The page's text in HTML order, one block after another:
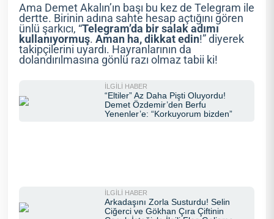
Ama Demet Akalın’ın başı bu kez de Telegram ile
dertte. Birinin adına sahte hesap açtığını gören
ünlü şarkıcı, “Telegram’da bir salak adımı
kullanıyormuş.Aman ha, dikkat edin!” diyerek
takipçilerini uyardı. Hayranlarının da
dolandırılmasına gönlü razı olmaz tabii ki!